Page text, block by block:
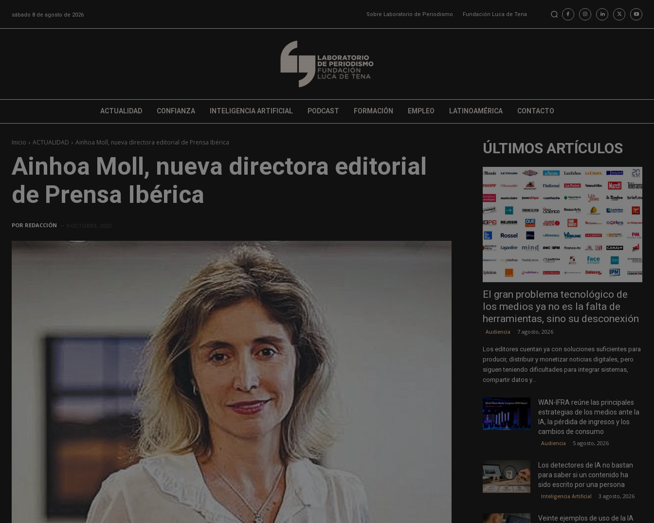
sábado 8 de agosto de 2026 Sobre Laboratorio de Periodismo Fundación Luca de Tena
ACTUALIDAD CONFIANZA INTELIGENCIA ARTIFICIAL PODCAST FORMACIÓN EMPLEO LATINOAMÉRICA CONTACTO
Inicio ACTUALIDAD Ainhoa Moll, nueva directora editorial de Prensa Ibérica
Ainhoa Moll, nueva directora editorial
de Prensa Ibérica
POR REDACCIÓN
ÚLTIMOS ARTÍCULOS
El gran problema tecnológico de
los medios ya no es la falta de
herramientas, sino su desconexión
Audiencia 7 agosto, 2026
Los editores cuentan ya con soluciones suficientes para
producir, distribuir y monetizar noticias digitales, pero
siguen teniendo dificultades para integrar sistemas,
compartir datos y...
WAN-IFRA reúne las principales
estrategias de los medios ante la
IA, la pérdida de ingresos y los
cambios de consumo
Audiencia 5 agosto, 2026
Los detectores de IA no bastan
para saber si un contenido ha
sido escrito por una persona
Inteligencia Artificial 3 agosto, 2026
Veinte ejemplos de uso de la IA